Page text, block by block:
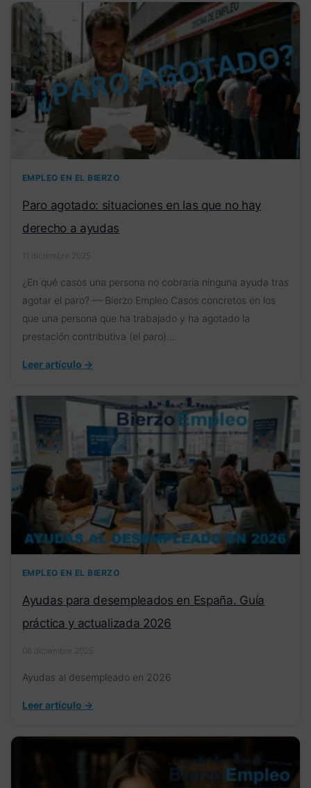
EMPLEO EN EL BIERZO
Paro agotado: situaciones en las que no hay
derecho a ayudas
11 diciembre 2025
¿En qué casos una persona no cobraría ninguna ayuda tras
agotar el paro? — Bierzo Empleo Casos concretos en los
que una persona que ha trabajado y ha agotado la
prestación contributiva (el paro)...
Leer artículo →
EMPLEO EN EL BIERZO
Ayudas para desempleados en España. Guía
práctica y actualizada 2026
06 diciembre 2025
Ayudas al desempleado en 2026
Leer artículo →